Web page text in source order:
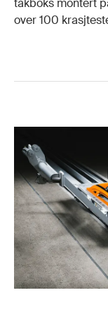
takboks montert
over 100